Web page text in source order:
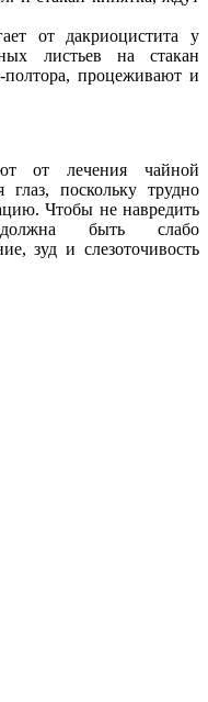
от дакриоцистита у
листьев на стакан
полтора, процеживают и
от лечения чайной
глаз, поскольку трудно
Чтобы не навредить
быть слабо
зуд и слезоточивость